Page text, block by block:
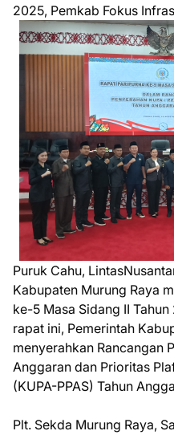
2025, Pemkab Fokus
Puruk Cahu,
Kabupaten Murung Raya
ke-5 Masa Sidang II
rapat ini, Pemerintah
menyerahkan Rancangan
Anggaran dan Prioritas
(KUPA-PPAS) Tahun
Plt. Sekda Murung Raya,